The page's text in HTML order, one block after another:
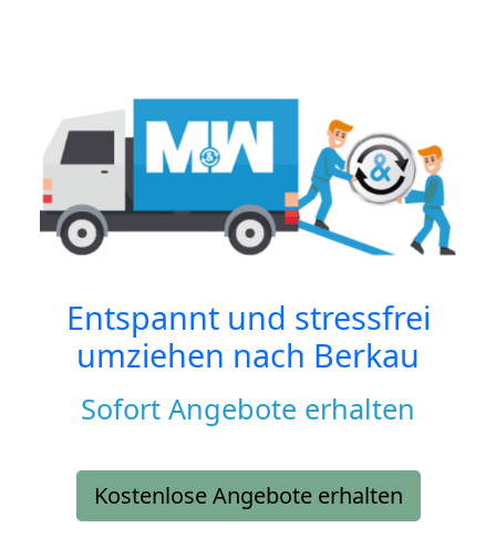
Entspannt und stressfrei
umziehen nach Berkau
Sofort Angebote erhalten
Kostenlose Angebote erhalten